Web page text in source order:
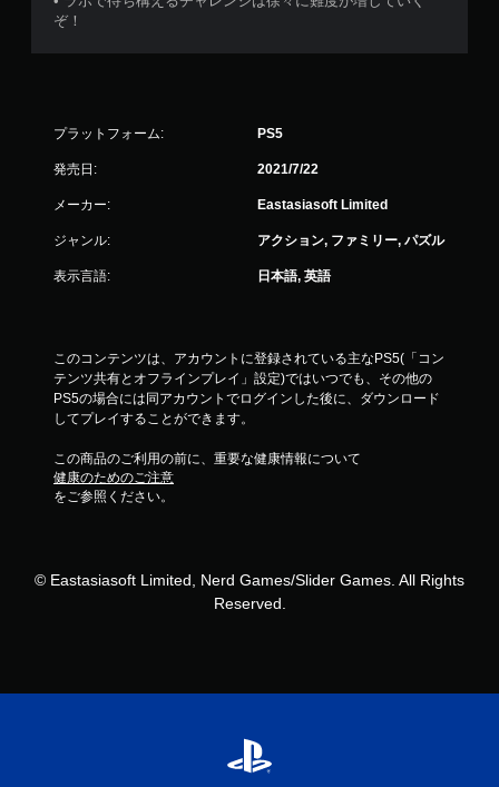
ぞ！
プラットフォーム: PS5
発売日: 2021/7/22
メーカー: Eastasiasoft Limited
ジャンル: アクション, ファミリー, パズル
表示言語: 日本語, 英語
このコンテンツは、アカウントに登録されている主なPS5(「コン
テンツ共有とオフラインプレイ」設定)ではいつでも、その他の
PS5の場合には同アカウントでログインした後に、ダウンロード
してプレイすることができます。
この商品のご利用の前に、重要な健康情報について
健康のためのご注意
をご参照ください。
© Eastasiasoft Limited, Nerd Games/Slider Games. All Rights
Reserved.